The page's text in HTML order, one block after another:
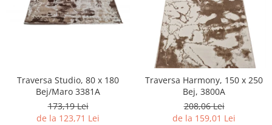
Traversa Studio, 80 x 180
Bej/Maro 3381A
173,19 Lei
de la 123,71 Lei
Traversa Harmony, 150 x 250
Bej, 3800A
208,06 Lei
de la 159,01 Lei